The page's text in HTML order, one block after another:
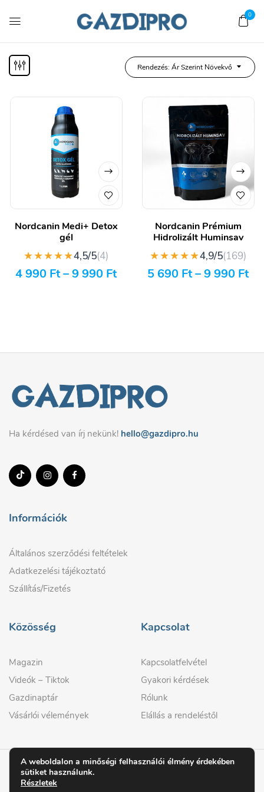
0
Rendezés: Ár Szerint Növekvő
Nordcanin Medi+ Detox
gél
★★★★★4,5/5(4)
4 990 Ft–9 990 Ft
Nordcanin Prémium
Hidrolizált Huminsav
★★★★★4,9/5(169)
5 690 Ft–9 990 Ft
Ha kérdésed van írj nekünk! hello@gazdipro.hu
Információk
Általános szerződési feltételek
Adatkezelési tájékoztató
Szállítás/Fizetés
Közösség
Magazin
Videók – Tiktok
Gazdinaptár
Vásárlói vélemények
Kapcsolat
Kapcsolatfelvétel
Gyakori kérdések
Rólunk
Elállás a rendeléstől
A weboldalon a minőségi felhasználói élmény érdekében
sütiket használunk.
Részletek